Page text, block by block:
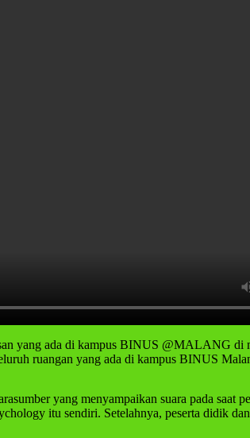
yang ada di kampus BINUS @MALANG di
ruangan yang ada di kampus BINUS
yang menyampaikan suara pada saat
itu sendiri. Setelahnya, peserta didik